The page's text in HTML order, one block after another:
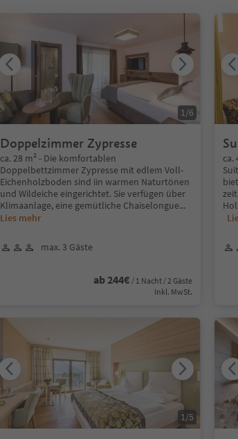
Doppelzimmer Zypresse
ca. 28 m² - Die komfortablen
Doppelbettzimmer Zypresse mit edlem Voll-
Eichenholzboden sind iin warmen Naturtönen
und Wildeiche eingerichtet. Sie verfügen über
Klimaanlage, eine gemütliche Chaiselongue...
Lies mehr
max. 3 Gäste
ab 244€ / 1 Nacht / 2 Gäste
Inkl. MwSt.
1/6
ca.
1/5